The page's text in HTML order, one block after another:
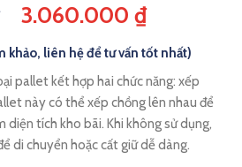
3.060.000 ₫
khảo, liên hệ để tư vấn tốt nhất)
pallet kết hợp hai chức năng: xếp
này có thể xếp chồng lên nhau để
diện tích kho bãi. Khi không sử dụng,
di chuyển hoặc cất giữ dễ dàng.